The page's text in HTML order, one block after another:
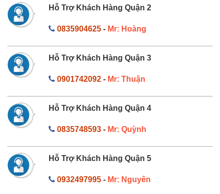
Hỗ Trợ Khách Hàng Quận 2
0835904625- Mr: Hoàng
Hỗ Trợ Khách Hàng Quận 3
0901742092- Mr: Thuận
Hỗ Trợ Khách Hàng Quận 4
0835748593- Mr: Quỳnh
Hỗ Trợ Khách Hàng Quận 5
0932497995- Mr: Nguyên